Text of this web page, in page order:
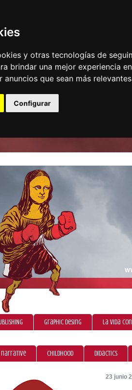
y otras tecnologías de
brindar una mejor experiencia
anuncios que sean más
Configurar
graphic desing La vida
narrative childhood didactics
23 junio